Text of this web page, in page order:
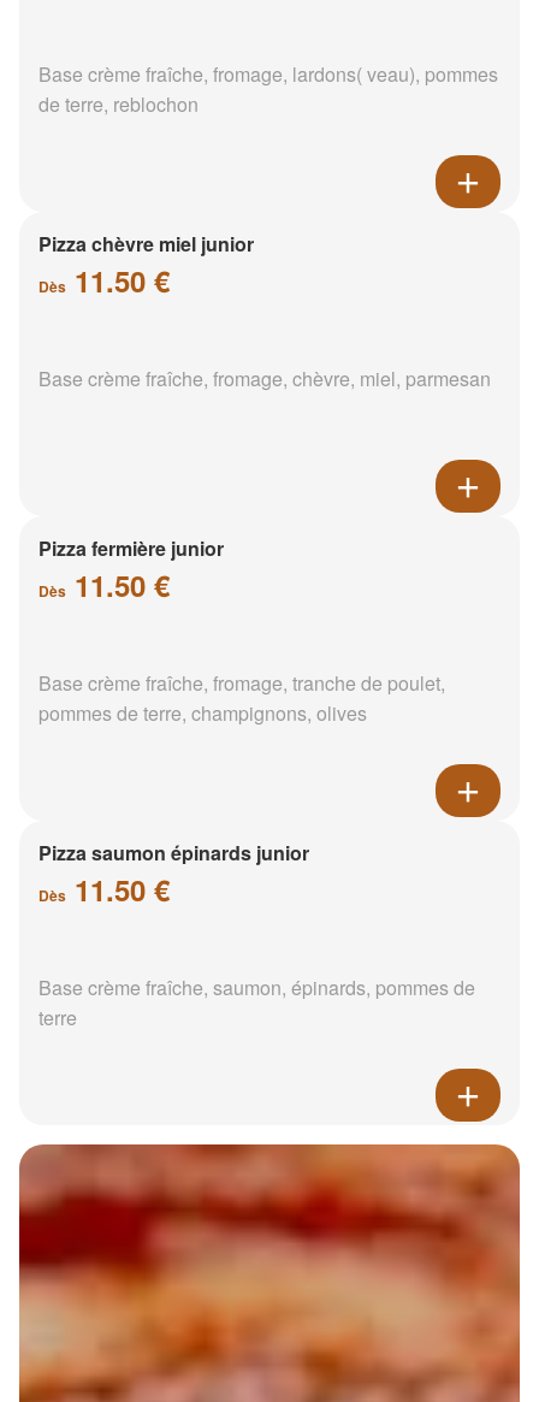
Base crème fraîche, fromage, lardons( veau), pommes
de terre, reblochon
Pizza chèvre miel junior
Dès 11.50 €
Base crème fraîche, fromage, chèvre, miel, parmesan
Pizza fermière junior
Dès 11.50 €
Base crème fraîche, fromage, tranche de poulet,
pommes de terre, champignons, olives
Pizza saumon épinards junior
Dès 11.50 €
Base crème fraîche, saumon, épinards, pommes de
terre